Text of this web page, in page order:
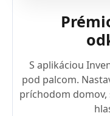
S aplikáciou
pod palcom.
príchodom